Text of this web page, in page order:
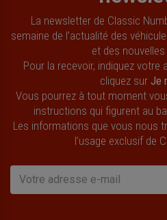
La newsletter de Classic
semaine de l’actualité des
et des nouvelles
Pour la recevoir, indiquez
cliquez sur Je
Vous pourrez à tout moment
instructions qui figurent au
Les informations que vous nous
l’usage exclusif de